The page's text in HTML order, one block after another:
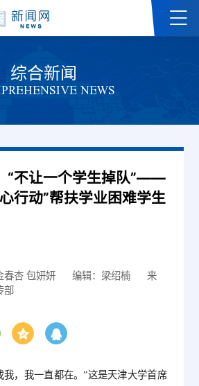
综合新闻
NEWS
“不让一个学生掉队”——
行动”帮扶学业困难学生
春杏 包妍妍 编辑：梁绍楠
来
部
我，我一直都在。”这是天津大学首席